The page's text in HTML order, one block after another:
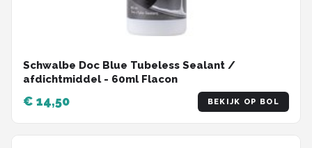
Schwalbe Doc Blue Tubeless Sealant /
afdichtmiddel - 60ml Flacon
€ 14,50 BEKIJK OP BOL